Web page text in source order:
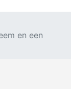
en een